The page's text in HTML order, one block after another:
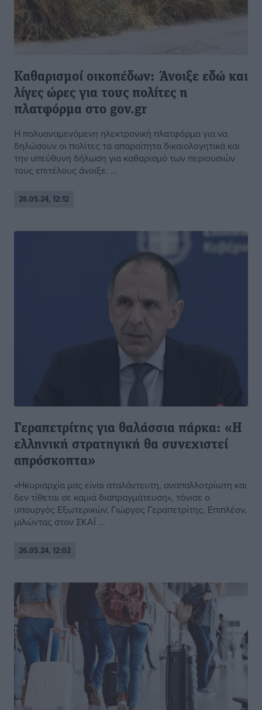
Καθαρισμοί οικοπέδων: Άνοιξε εδώ και
λίγες ώρες για τους πολίτες η
πλατφόρμα στο gov.gr
Η πολυαναμενόμενη ηλεκτρονική πλατφόρμα για να
δηλώσουν οι πολίτες τα απαραίτητα δικαιολογητικά και
την υπεύθυνη δήλωση για καθαρισμό των περιουσιών
τους επιτέλους άνοιξε. ...
26.05.24, 12:12
Γεραπετρίτης για θαλάσσια πάρκα: «Η
ελληνική στρατηγική θα συνεχιστεί
απρόσκοπτα»
«Ηκυριαρχία μας είναι αταλάντευτη, αναπαλλοτρίωτη και
δεν τίθεται σε καμιά διαπραγμάτευση», τόνισε ο
υπουργός Εξωτερικών, Γιώργος Γεραπετρίτης. Επιπλέον,
μιλώντας στον ΣΚΑΪ ...
26.05.24, 12:02